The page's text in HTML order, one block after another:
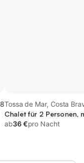
Tossa de Mar, Costa
Chalet für 2 Personen,
ab36 €pro Nacht